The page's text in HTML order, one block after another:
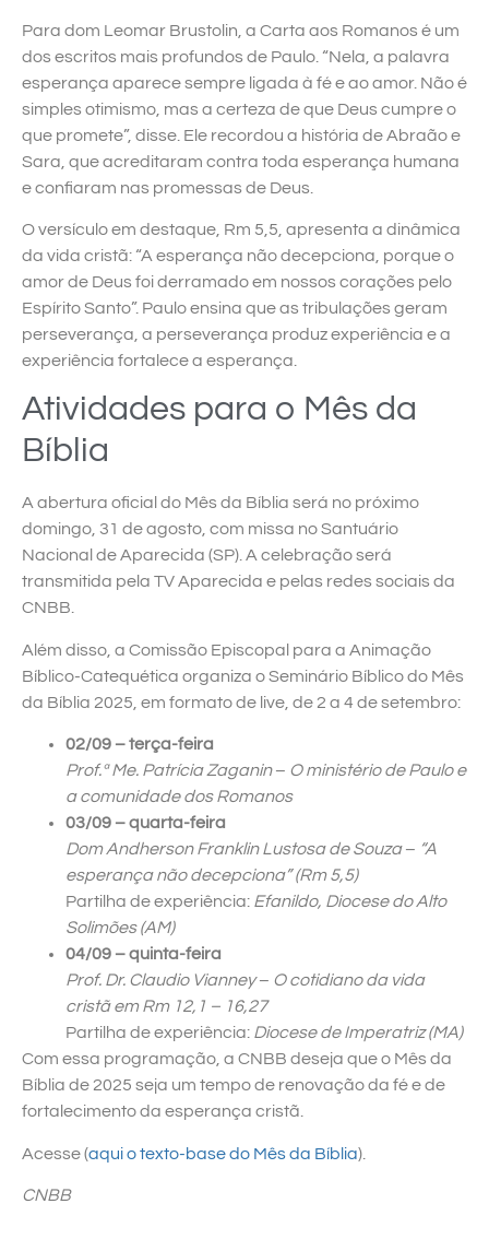
Para dom Leomar Brustolin, a Carta aos Romanos é um
dos escritos mais profundos de Paulo. “Nela, a palavra
esperança aparece sempre ligada à fé e ao amor. Não é
simples otimismo, mas a certeza de que Deus cumpre o
que promete”, disse. Ele recordou a história de Abraão e
Sara, que acreditaram contra toda esperança humana
e confiaram nas promessas de Deus.
O versículo em destaque, Rm 5,5, apresenta a dinâmica
da vida cristã: “A esperança não decepciona, porque o
amor de Deus foi derramado em nossos corações pelo
Espírito Santo”. Paulo ensina que as tribulações geram
perseverança, a perseverança produz experiência e a
experiência fortalece a esperança.
Atividades para o Mês da
Bíblia
A abertura oficial do Mês da Bíblia será no próximo
domingo, 31 de agosto, com missa no Santuário
Nacional de Aparecida (SP). A celebração será
transmitida pela TV Aparecida e pelas redes sociais da
CNBB.
Além disso, a Comissão Episcopal para a Animação
Bíblico-Catequética organiza o Seminário Bíblico do Mês
da Bíblia 2025, em formato de live, de 2 a 4 de setembro:
02/09 – terça-feira
Prof.ª Me. Patrícia Zaganin– O ministério de Paulo e
a comunidade dos Romanos
03/09 – quarta-feira
Dom Andherson Franklin Lustosa de Souza– “A
esperança não decepciona” (Rm 5,5)
Partilha de experiência: Efanildo, Diocese do Alto
Solimões (AM)
04/09 – quinta-feira
Prof. Dr. Claudio Vianney– O cotidiano da vida
cristã em Rm 12,1 – 16,27
Partilha de experiência: Diocese de Imperatriz (MA)
Com essa programação, a CNBB deseja que o Mês da
Bíblia de 2025 seja um tempo de renovação da fé e de
fortalecimento da esperança cristã.
Acesse (aqui o texto-base do Mês da Bíblia).
CNBB